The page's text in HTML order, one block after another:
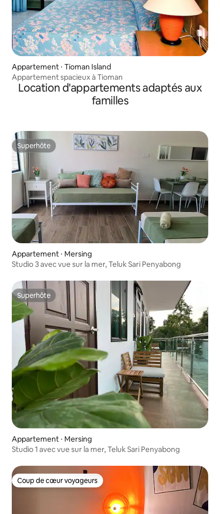
Appartement ⋅ Tioman Island
Appartement spacieux à Tioman
Location d'appartements adaptés aux
familles
Superhôte
Superhôte
Appartement ⋅ Mersing
Studio 3 avec vue sur la mer, Teluk Sari Penyabong
Superhôte
Superhôte
Appartement ⋅ Mersing
Studio 1 avec vue sur la mer, Teluk Sari Penyabong
Coup de cœur voyageurs
Coup de cœur voyageurs